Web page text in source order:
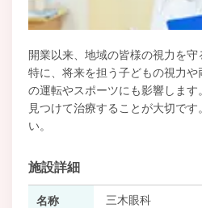
開業以来、地域の皆様の視力を守
特に、将来を担う子どもの視力
の運転やスポーツにも影響しま
見つけて治療することが大切で
い。
施設詳細
名称 三木眼科